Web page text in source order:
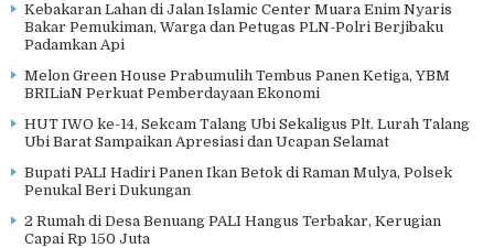
Kebakaran Lahan di Jalan Islamic Center Muara Enim Nyaris
Bakar Pemukiman, Warga dan Petugas PLN-Polri Berjibaku
Padamkan Api
Melon Green House Prabumulih Tembus Panen Ketiga, YBM
BRILiaN Perkuat Pemberdayaan Ekonomi
HUT IWO ke-14, Sekcam Talang Ubi Sekaligus Plt. Lurah Talang
Ubi Barat Sampaikan Apresiasi dan Ucapan Selamat
Bupati PALI Hadiri Panen Ikan Betok di Raman Mulya, Polsek
Penukal Beri Dukungan
2 Rumah di Desa Benuang PALI Hangus Terbakar, Kerugian
Capai Rp 150 Juta